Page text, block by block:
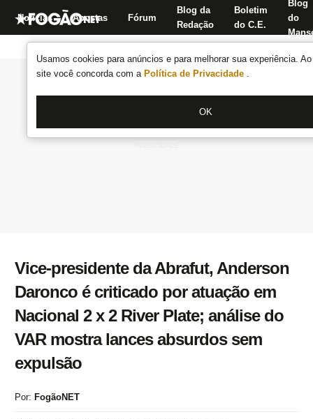
Usamos cookies para anúncios e para melhorar sua experiência.
site você concorda com a Política de Privacidade .
OK
Notícias Apostas Fórum
Blog da
Redação
Boletim
do C.E.
Blog
do
Vice-presidente da Abrafut, Anderson
Daronco é criticado por atuação em
Nacional 2 x 2 River Plate; análise do
VAR mostra lances absurdos sem
expulsão
Por: FogãoNET